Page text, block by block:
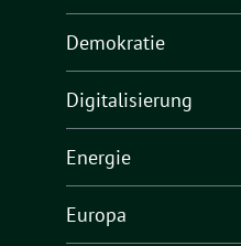
Demokratie
Digitalisierung
Energie
Europa